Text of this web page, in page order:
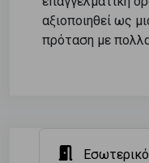
αξιοποιηθεί ως
πρόταση με
Εσωτερικό